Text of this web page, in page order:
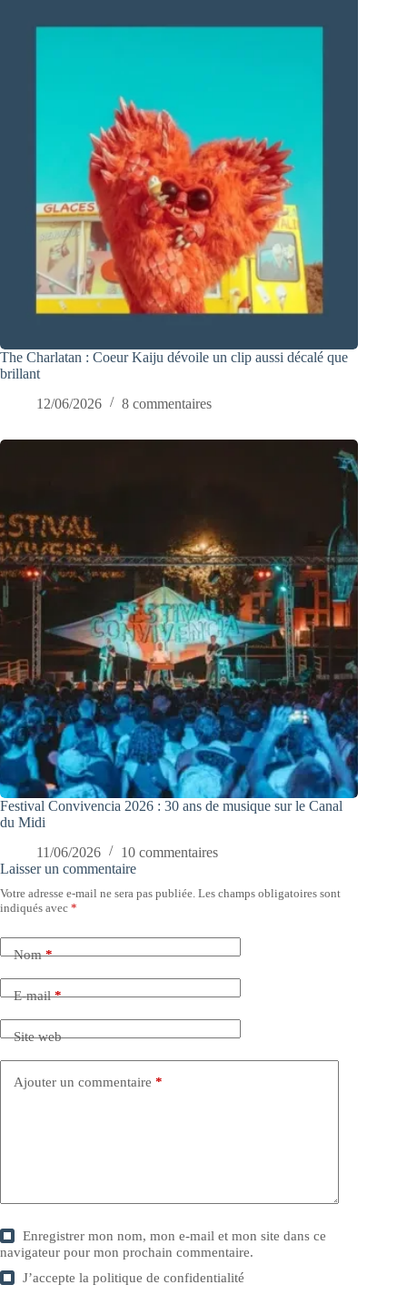
The Charlatan : Coeur Kaiju dévoile un clip aussi décalé que
brillant
12/06/2026
8 commentaires
Festival Convivencia 2026 : 30 ans de musique sur le Canal
du Midi
11/06/2026
10 commentaires
Laisser un commentaire
Votre adresse e-mail ne sera pas publiée. Les champs obligatoires sont
indiqués avec *
Nom*
E-mail*
Site web
Ajouter un commentaire *
Enregistrer mon nom, mon e-mail et mon site dans ce
navigateur pour mon prochain commentaire.
J’accepte lapolitique de confidentialité